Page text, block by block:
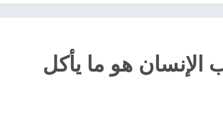
الإنسان هو ما يأكل